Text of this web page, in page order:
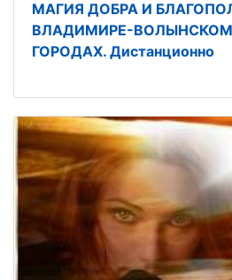
МАГИЯ ДОБРА И
ВЛАДИМИРЕ-ВОЛЫНСКОМ
ГОРОДАХ. Дистанционно